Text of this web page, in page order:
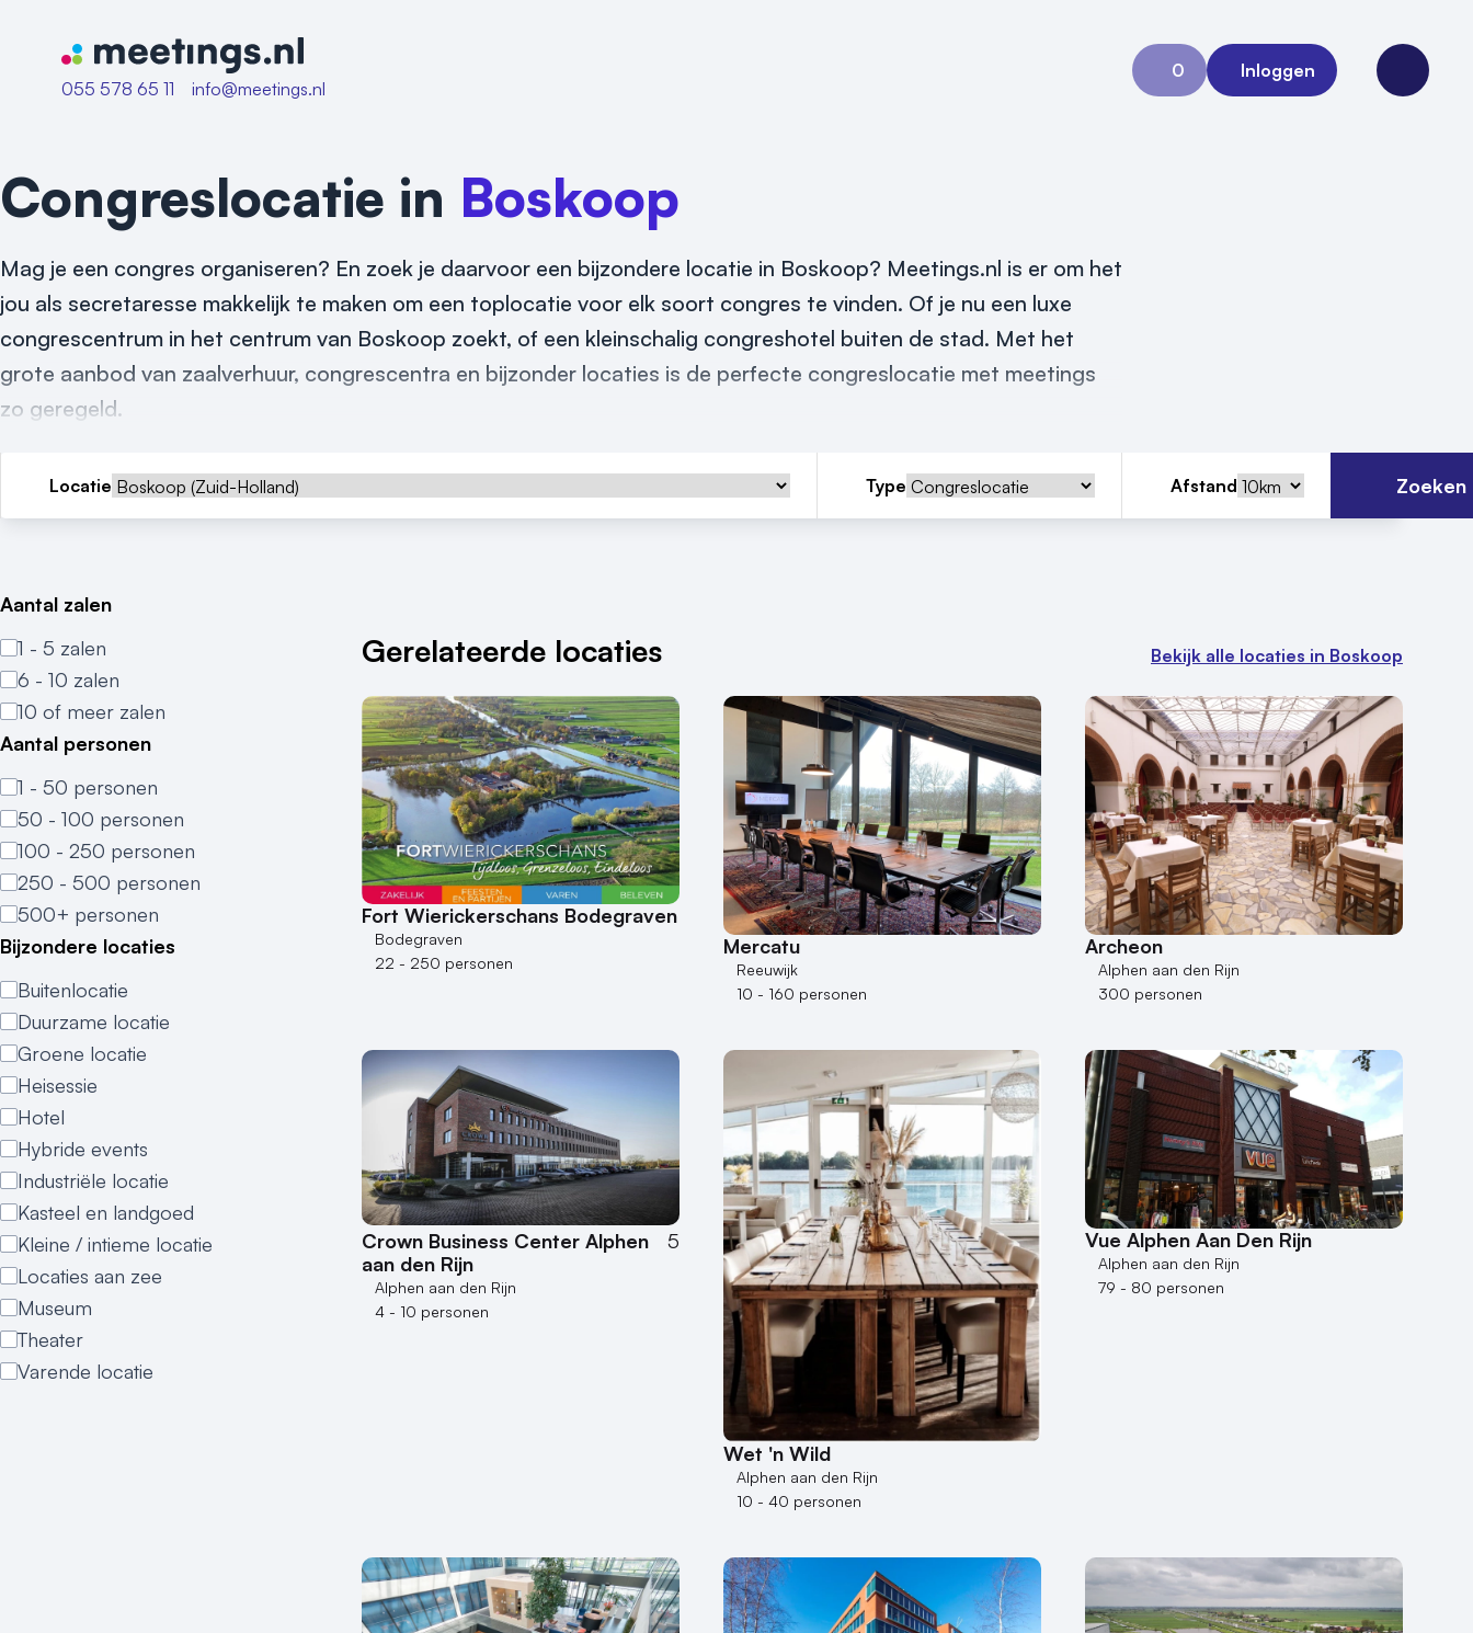
Naar home van Meetings
055 578 65 11
info@meetings.nl
0
Aanvraag 0
Inloggen
Open
Congreslocatie in Boskoop
Mag je een congres organiseren? En zoek je daarvoor een bijzondere locatie in Boskoop? Meetings.nl is er om het
jou als secretaresse makkelijk te maken om een toplocatie voor elk soort congres te vinden. Of je nu een luxe
congrescentrum in het centrum van Boskoop zoekt, of een kleinschalig congreshotel buiten de stad. Met het
grote aanbod van zaalverhuur, congrescentra en bijzonder locaties is de perfecte congreslocatie met meetings
zo geregeld.
Locatie Type Afstand Zoeken
Aantal zalen
1 - 5 zalen
6 - 10 zalen
10 of meer zalen
Aantal personen
1 - 50 personen
50 - 100 personen
100 - 250 personen
250 - 500 personen
500+ personen
Bijzondere locaties
Buitenlocatie
Duurzame locatie
Groene locatie
Heisessie
Hotel
Hybride events
Industriële locatie
Kasteel en landgoed
Kleine / intieme locatie
Locaties aan zee
Museum
Theater
Varende locatie
Gerelateerde locaties Bekijk alle locaties in Boskoop
Fort Wierickerschans Bodegraven
Bodegraven
22 - 250 personen
Mercatu
Reeuwijk
10 - 160 personen
Archeon
Alphen aan den Rijn
300 personen
Crown Business Center Alphen
aan den Rijn
5
Alphen aan den Rijn
4 - 10 personen
Wet 'n Wild
Alphen aan den Rijn
10 - 40 personen
Vue Alphen Aan Den Rijn
Alphen aan den Rijn
79 - 80 personen